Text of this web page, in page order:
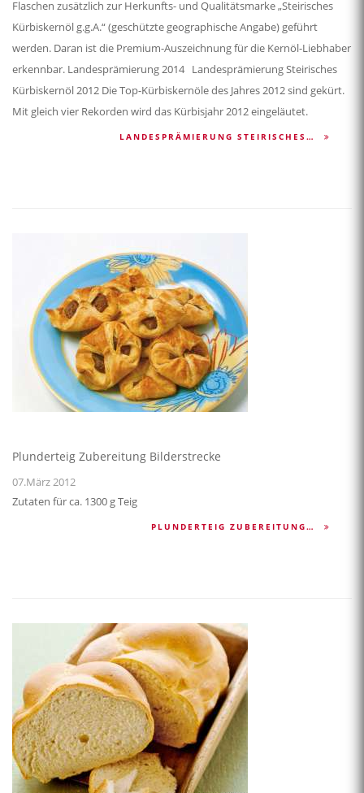
Flaschen zusätzlich zur Herkunfts- und Qualitätsmarke „Steirisches
Kürbiskernöl g.g.A.“ (geschützte geographische Angabe) geführt
werden. Daran ist die Premium-Auszeichnung für die Kernöl-Liebhaber
erkennbar. Landesprämierung 2014 Landesprämierung Steirisches
Kürbiskernöl 2012 Die Top-Kürbiskernöle des Jahres 2012 sind gekürt.
Mit gleich vier Rekorden wird das Kürbisjahr 2012 eingeläutet.
LANDESPRÄMIERUNG STEIRISCHES…
Plunderteig Zubereitung Bilderstrecke
07.März 2012
Zutaten für ca. 1300 g Teig
PLUNDERTEIG ZUBEREITUNG…